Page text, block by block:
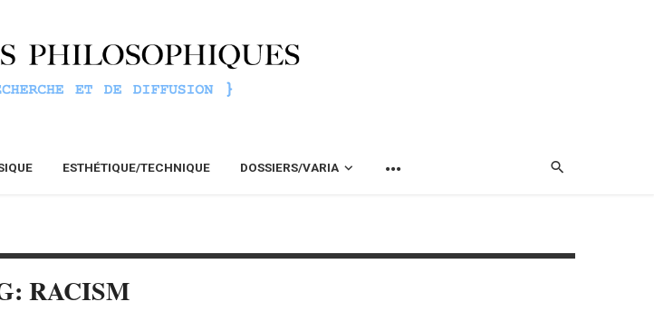
ESTHÉTIQUE/TECHNIQUE DOSSIERS/VARIA
RACISM